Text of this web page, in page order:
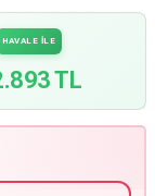
HAVALE İLE
TL